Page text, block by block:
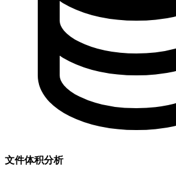
文件体积分析